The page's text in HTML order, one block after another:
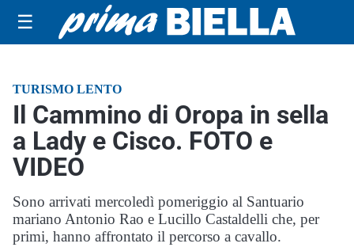
☰
TURISMO LENTO
Il Cammino di Oropa in sella
a Lady e Cisco. FOTO e
VIDEO
Sono arrivati mercoledì pomeriggio al Santuario
mariano Antonio Rao e Lucillo Castaldelli che, per
primi, hanno affrontato il percorso a cavallo.